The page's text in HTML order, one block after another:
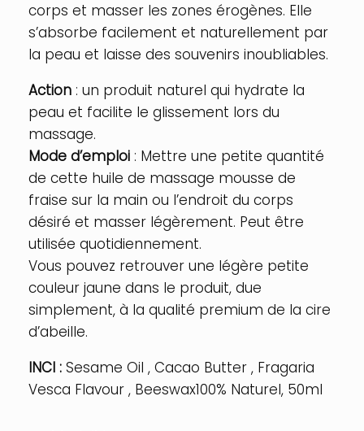
corps et masser les zones érogènes. Elle
s’absorbe facilement et naturellement par
la peau et laisse des souvenirs inoubliables.
Action : un produit naturel qui hydrate la
peau et facilite le glissement lors du
massage.
Mode d’emploi : Mettre une petite quantité
de cette huile de massage mousse de
fraise sur la main ou l’endroit du corps
désiré et masser légèrement. Peut être
utilisée quotidiennement.
Vous pouvez retrouver une légère petite
couleur jaune dans le produit, due
simplement, à la qualité premium de la cire
d’abeille.
INCI : Sesame Oil , Cacao Butter , Fragaria
Vesca Flavour , Beeswax100% Naturel, 50ml